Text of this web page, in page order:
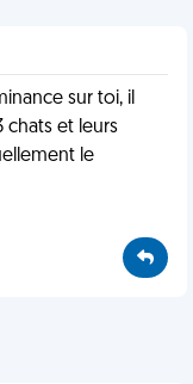
sur toi, il
chats et leurs
le